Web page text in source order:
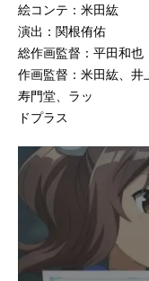
絵コンテ：米田紘
演出：関根侑佑
総作画監督：平田和也
作画監督：米田紘、井
寿門堂、ラッ
ドプラス